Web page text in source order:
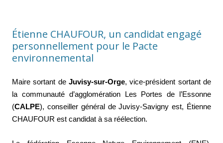
Étienne CHAUFOUR, un candidat engagé
personnellement pour le Pacte
environnemental
Maire sortant de Juvisy-sur-Orge, vice-président sortant de
la communauté d’agglomération Les Portes de l’Essonne
(CALPE), conseiller général de Juvisy-Savigny est, Étienne
CHAUFOUR est candidat à sa réélection.